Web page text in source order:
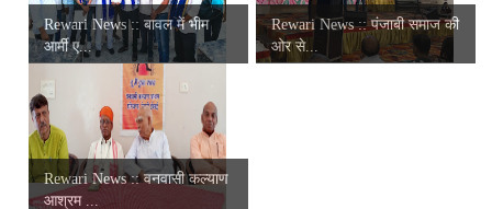
Rewari News :: बावल में भीम
आर्मी ए...
Rewari News :: पंजाबी समाज की
ओर से...
Rewari News :: वनवासी कल्याण
आश्रम ...